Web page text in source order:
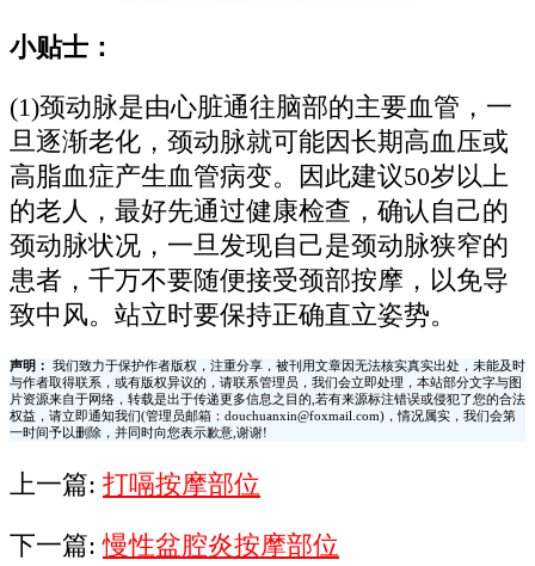
小贴士：
(1)颈动脉是由心脏通往脑部的主要血管，一
旦逐渐老化，颈动脉就可能因长期高血压或
高脂血症产生血管病变。因此建议50岁以上
的老人，最好先通过健康检查，确认自己的
颈动脉状况，一旦发现自己是颈动脉狭窄的
患者，千万不要随便接受颈部按摩，以免导
致中风。站立时要保持正确直立姿势。
声明：
我们致力于保护作者版权，注重分享，被刊用文章因无法核实真实出处，未能及时
与作者取得联系，或有版权异议的，请联系管理员，我们会立即处理，本站部分文字与图
片资源来自于网络，转载是出于传递更多信息之目的,若有来源标注错误或侵犯了您的合法
权益，请立即通知我们(管理员邮箱：douchuanxin@foxmail.com)，情况属实，我们会第
一时间予以删除，并同时向您表示歉意,谢谢!
上一篇: 打嗝按摩部位
下一篇: 慢性盆腔炎按摩部位